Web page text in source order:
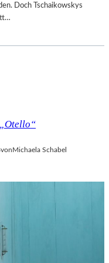
Doch Tschaikowskys
vonMichaela Schabel